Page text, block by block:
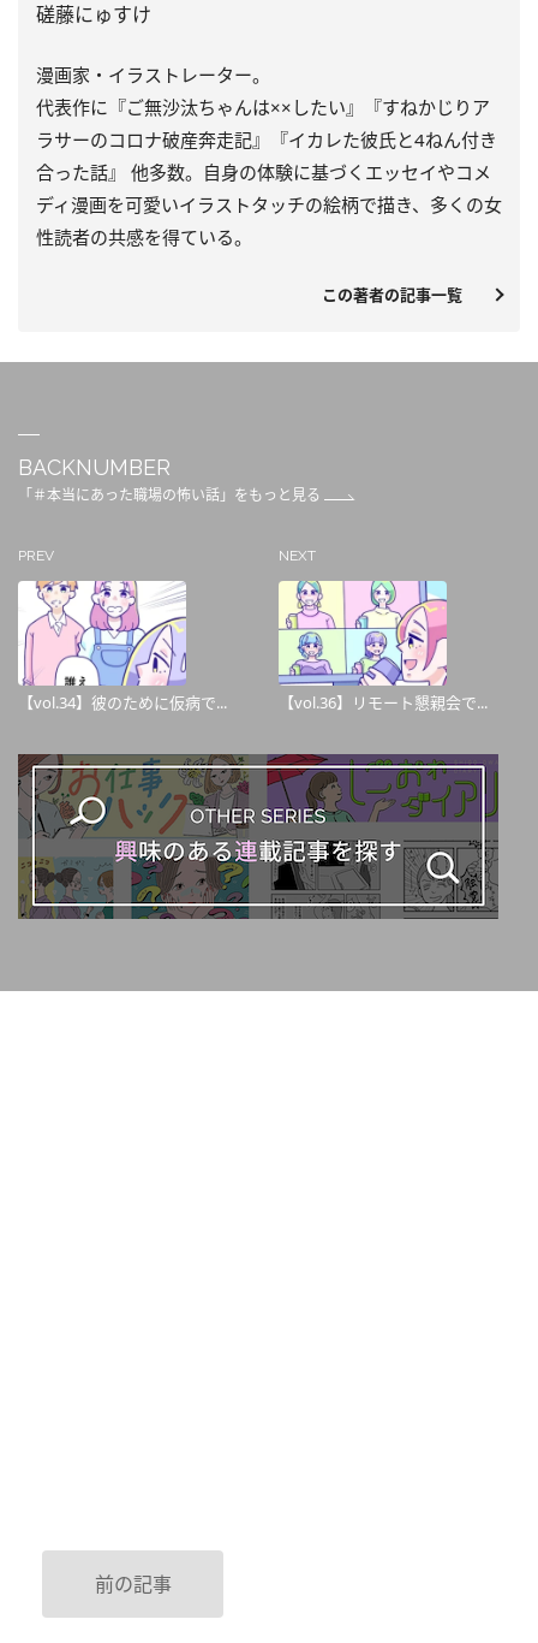
磋藤にゅすけ
漫画家・イラストレーター。
代表作に『ご無沙汰ちゃんは××したい』『すねかじりア
ラサーのコロナ破産奔走記』『イカレた彼氏と4ねん付き
合った話』 他多数。自身の体験に基づくエッセイやコメ
ディ漫画を可愛いイラストタッチの絵柄で描き、多くの女
性読者の共感を得ている。
この著者の記事一覧
BACKNUMBER
「＃本当にあった職場の怖い話」をもっと見る
PREV
【vol.34】彼のために仮病で...
NEXT
【vol.36】リモート懇親会で...
前の記事